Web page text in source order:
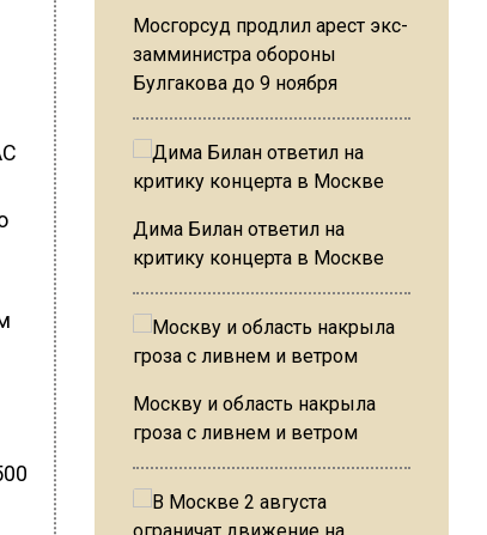
Мосгорсуд продлил арест экс-
замминистра обороны
Булгакова до 9 ноября
Дима Билан ответил на
критику концерта в Москве
Москву и область накрыла
гроза с ливнем и ветром